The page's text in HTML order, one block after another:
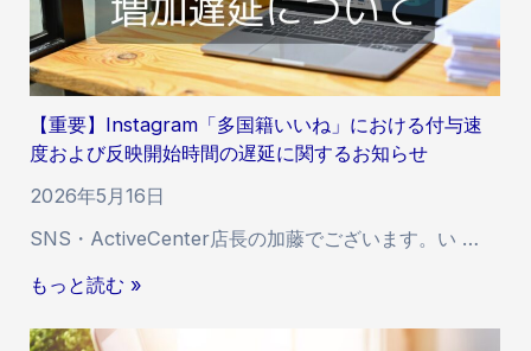
o
k
サ
ー
ビ
ス
に
け
付
与
【重要】Instagram「多国籍いいね」における付与速
度および反映開始時間の遅延に関するお知らせ
2026年5月16日
SNS・ActiveCenter店長の加藤でございます。い …
【
要
もっと読む »